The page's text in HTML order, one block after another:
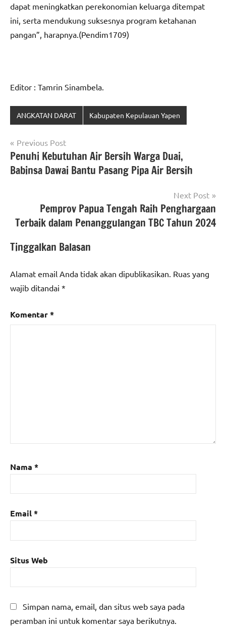
dapat meningkatkan perekonomian keluarga ditempat
ini, serta mendukung suksesnya program ketahanan
pangan”, harapnya.(Pendim1709)
Editor : Tamrin Sinambela.
ANGKATAN DARAT Kabupaten Kepulauan Yapen
Navigasi
pos
Previous Post
Penuhi Kebutuhan Air Bersih Warga Duai,
Babinsa Dawai Bantu Pasang Pipa Air Bersih
Next Post
Pemprov Papua Tengah Raih Penghargaan
Terbaik dalam Penanggulangan TBC Tahun 2024
Tinggalkan Balasan
Alamat email Anda tidak akan dipublikasikan. Ruas yang
wajib ditandai *
Komentar*
Nama *
Email*
Situs Web
Simpan nama, email, dan situs web saya pada
peramban ini untuk komentar saya berikutnya.